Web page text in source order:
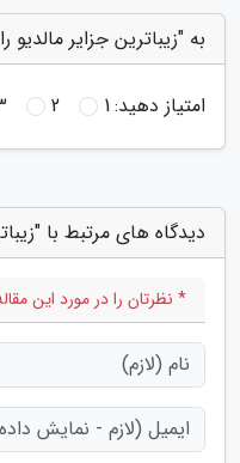
به "زیباترین جزایر
امتیاز دهید:1
2
دیدگاه های مرتبط با
* نظرتان را در مورد این